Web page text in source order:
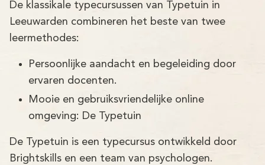
De klassikale typecursussen van Typetuin in
Leeuwarden combineren het beste van twee
leermethodes:
Persoonlijke aandacht en begeleiding door
ervaren docenten.
Mooie en gebruiksvriendelijke online
omgeving: De Typetuin
De Typetuin is een typecursus ontwikkeld door
Brightskills en een team van psychologen.